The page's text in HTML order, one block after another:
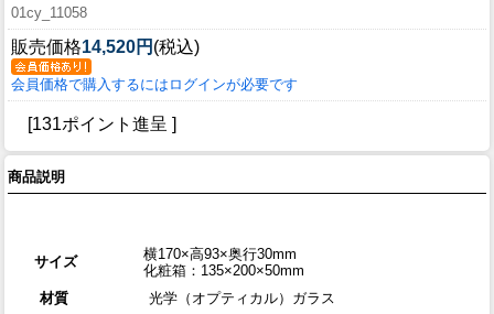
01cy_11058
販売価格14,520円 (税込)
会員価格で購入するにはログインが必要です
[131ポイント進呈 ]
商品説明
サイズ
横170×高93×奥行30mm
化粧箱：135×200×50mm
材質
光学（オプティカル）ガラス